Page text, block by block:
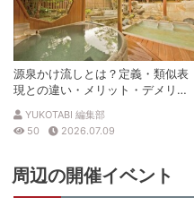
源泉かけ流しとは？定義・類似表
現との違い・メリット・デメリッ
トを解説
YUKOTABI 編集部
50
2026.07.09
周辺の開催イベント